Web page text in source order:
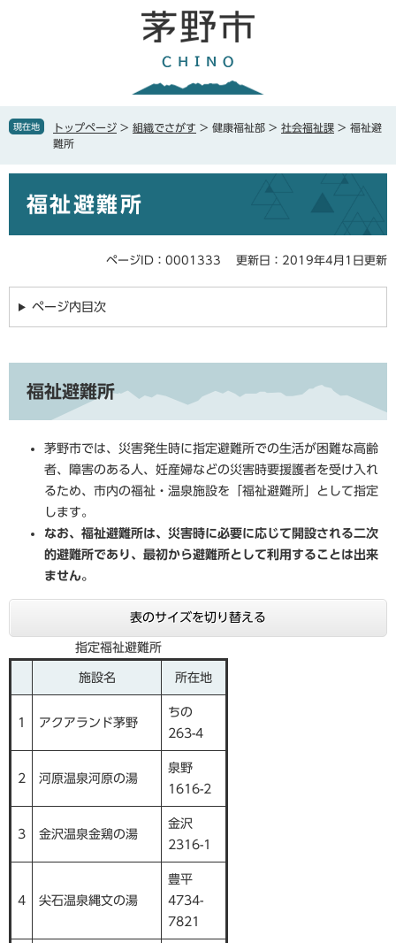
で
ば
本
現在地 トップページ > 組織でさがす > 健康福祉部 > 社会福祉課 > 福祉避
難所
福祉避難所
ページID：0001333 更新日：2019年4月1日更新
ページ内目次
福祉避難所
茅野市では、災害発生時に指定避難所での生活が困難な高齢
者、障害のある人、妊産婦などの災害時要援護者を受け入れ
るため、市内の福祉・温泉施設を「福祉避難所」として指定
します。
なお、福祉避難所は、災害時に必要に応じて開設される二次
的避難所であり、最初から避難所として利用することは出来
ません。
表のサイズを切り替える
指定福祉避難所
施設名 所在地
1 アクアランド茅野
ちの
263-4
2 河原温泉河原の湯
泉野
1616-2
3 金沢温泉金鶏の湯
金沢
2316-1
4 尖石温泉縄文の湯
豊平
4734-
7821